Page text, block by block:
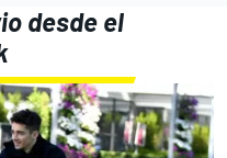
desde el